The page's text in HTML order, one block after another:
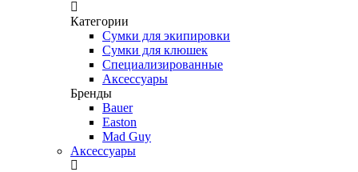
Категории
Сумки для экипировки
Сумки для клюшек
Специализированные
Аксессуары
Бренды
Bauer
Easton
Mad Guy
Аксессуары